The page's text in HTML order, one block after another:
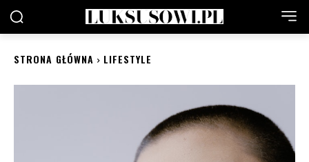
STRONA GŁÓWNA LIFESTYLE